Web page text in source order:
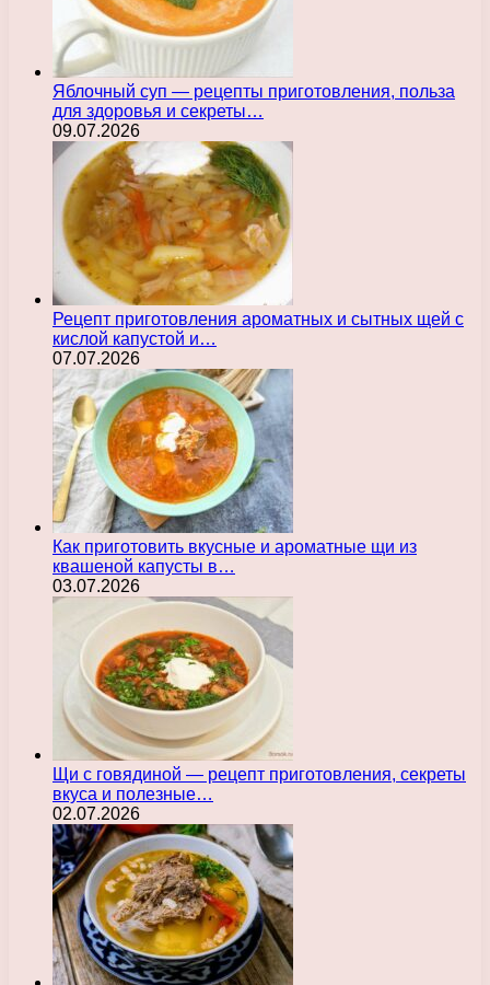
Яблочный суп — рецепты приготовления, польза
для здоровья и секреты…
09.07.2026
Рецепт приготовления ароматных и сытных щей с
кислой капустой и…
07.07.2026
Как приготовить вкусные и ароматные щи из
квашеной капусты в…
03.07.2026
Щи с говядиной — рецепт приготовления, секреты
вкуса и полезные…
02.07.2026